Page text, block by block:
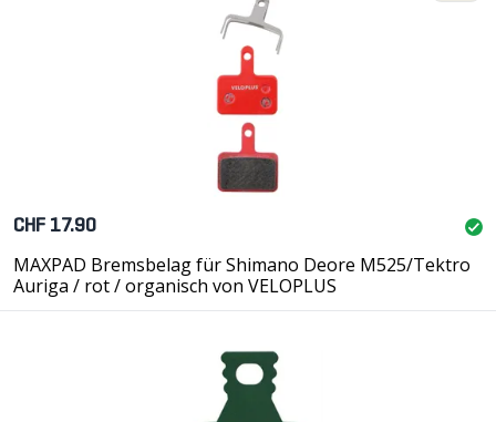
CHF 17.90
MAXPAD Bremsbelag für Shimano Deore M525/Tektro
Auriga / rot / organisch von VELOPLUS